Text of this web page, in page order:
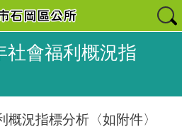
社會福利概況指
況指標分析〈如附件〉